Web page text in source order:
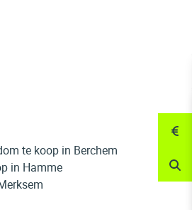
te koop in Berchem
in Hamme